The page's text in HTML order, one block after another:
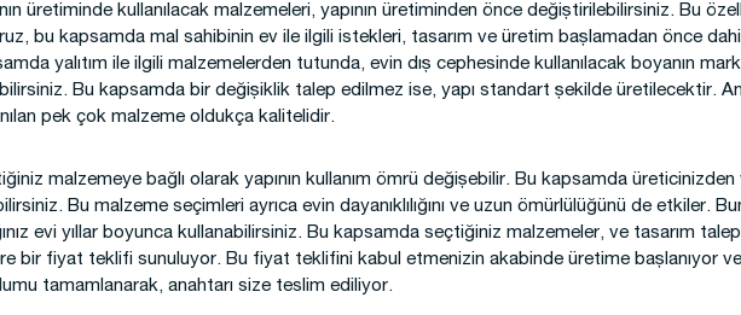
üretiminde kullanılacak malzemeleri, yapının üretiminden önce değiştirilebilirsiniz. Bu
bu kapsamda mal sahibinin ev ile ilgili istekleri, tasarım ve üretim başlamadan önce
yalıtım ile ilgili malzemelerden tutunda, evin dış cephesinde kullanılacak boyanın
Bu kapsamda bir değişiklik talep edilmez ise, yapı standart şekilde üretilecektir.
pek çok malzeme oldukça kalitelidir.
malzemeye bağlı olarak yapının kullanım ömrü değişebilir. Bu kapsamda üreticinizden
Bu malzeme seçimleri ayrıca evin dayanıklılığını ve uzun ömürlülüğünü de etkiler.
evi yıllar boyunca kullanabilirsiniz. Bu kapsamda seçtiğiniz malzemeler, ve tasarım
bir fiyat teklifi sunuluyor. Bu fiyat teklifini kabul etmenizin akabinde üretime başlanıyor
tamamlanarak, anahtarı size teslim ediliyor.